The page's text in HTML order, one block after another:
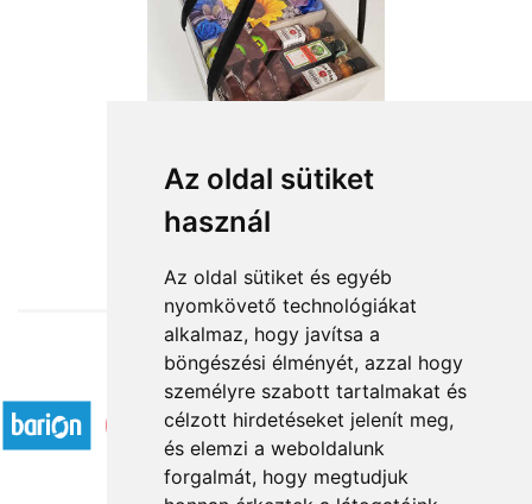
Az oldal sütiket
használ
Az oldal sütiket és egyéb
nyomkövető technológiákat
alkalmaz, hogy javítsa a
böngészési élményét, azzal hogy
személyre szabott tartalmakat és
célzott hirdetéseket jelenít meg,
és elemzi a weboldalunk
forgalmát, hogy megtudjuk
Tiszta szívvel
16 400 Ft-tól
Elfogadott fizetési módok